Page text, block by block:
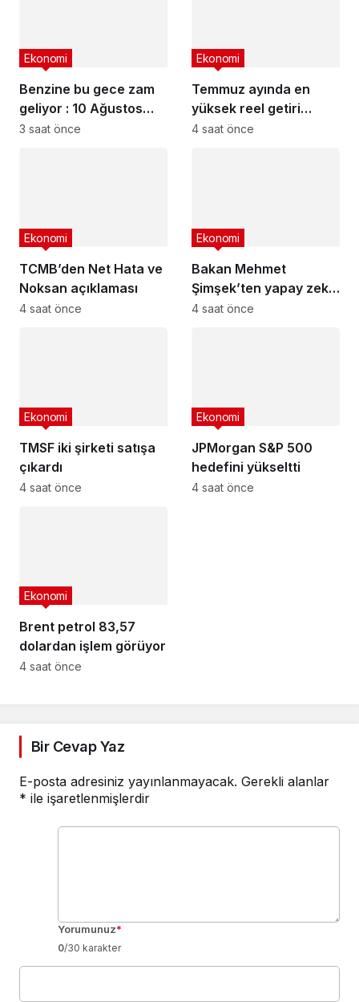
Benzine bu gece zam
geliyor : 10 Ağustos
2026 güncel akaryakıt
Ekonomi
3 saat önce
Temmuz ayında en
yüksek reel getiri
mevduatta
Ekonomi
4 saat önce
TCMB’den Net Hata ve
Noksan açıklaması
Ekonomi
4 saat önce
Bakan Mehmet
Şimşek’ten yapay zeka
duyurusu
Ekonomi
4 saat önce
TMSF iki şirketi satışa
çıkardı
Ekonomi
4 saat önce
JPMorgan S&P 500
hedefini yükseltti
Ekonomi
4 saat önce
Brent petrol 83,57
dolardan işlem görüyor
Ekonomi
4 saat önce
Bir Cevap Yaz
E-posta adresiniz yayınlanmayacak. Gerekli alanlar
* ile işaretlenmişlerdir
Yorumunuz*
0/30 karakter